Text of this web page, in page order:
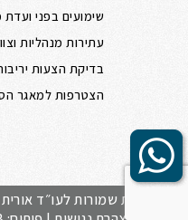
שימועים בפני ועדת
עתירות מנהליות
בדיקת הצעות
הצטרפות למאגר
Scroll
to
כל הזכויות שמורות לעו״ד